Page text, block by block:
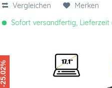
Vergleichen
Merken
Sofort versandfertig, Lieferzeit
-25.02%